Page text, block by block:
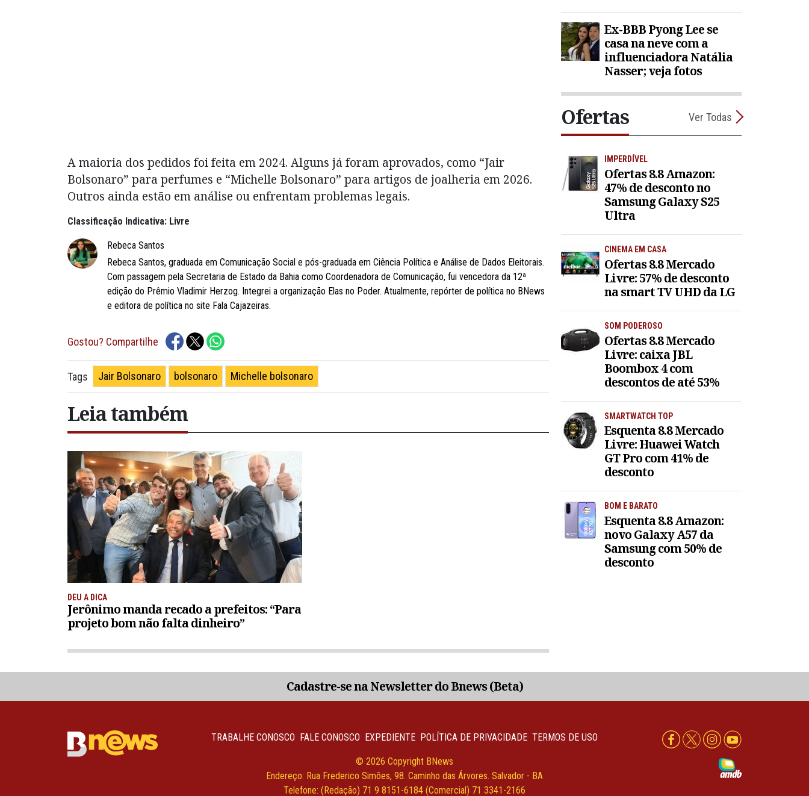
A maioria dos pedidos foi feita em 2024. Alguns já foram aprovados, como “Jair
Bolsonaro” para perfumes e “Michelle Bolsonaro” para artigos de joalheria em 2026.
Outros ainda estão em análise ou enfrentam problemas legais.
Classificação Indicativa: Livre
Rebeca Santos
Rebeca Santos, graduada em Comunicação Social e pós-graduada em Ciência Política e Análise de Dados Eleitorais.
Com passagem pela Secretaria de Estado da Bahia como Coordenadora de Comunicação, fui vencedora da 12ª
edição do Prêmio Vladimir Herzog. Integrei a organização Elas no Poder. Atualmente, repórter de política no BNews
e editora de política no site Fala Cajazeiras.
Gostou? Compartilhe
Tags Jair Bolsonaro bolsonaro Michelle bolsonaro
Leia também
DEU A DICA
Jerônimo manda recado a prefeitos: “Para
projeto bom não falta dinheiro”
Ex-BBB Pyong Lee se
casa na neve com a
influenciadora Natália
Nasser; veja fotos
Ofertas Ver Todas
IMPERDÍVEL
Ofertas 8.8 Amazon:
47% de desconto no
Samsung Galaxy S25
Ultra
CINEMA EM CASA
Ofertas 8.8 Mercado
Livre: 57% de desconto
na smart TV UHD da LG
SOM PODEROSO
Ofertas 8.8 Mercado
Livre: caixa JBL
Boombox 4 com
descontos de até 53%
SMARTWATCH TOP
Esquenta 8.8 Mercado
Livre: Huawei Watch
GT Pro com 41% de
desconto
BOM E BARATO
Esquenta 8.8 Amazon:
novo Galaxy A57 da
Samsung com 50% de
desconto
Cadastre-se na Newsletter do Bnews (Beta)
TRABALHE CONOSCO FALE CONOSCO EXPEDIENTE POLÍTICA DE PRIVACIDADE TERMOS DE USO
© 2026 Copyright BNews
Endereço: Rua Frederico Simões, 98. Caminho das Árvores. Salvador - BA
Telefone: (Redação) 71 9 8151-6184 (Comercial) 71 3341-2166